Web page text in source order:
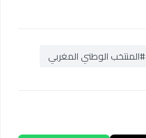
#المنتخب الوطني المغربي